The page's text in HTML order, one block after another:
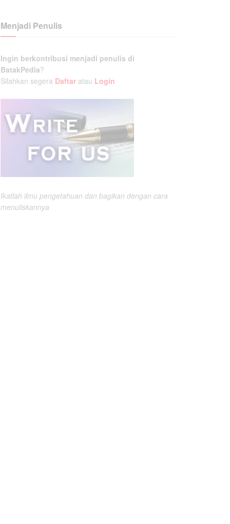
Menjadi Penulis
Ingin berkontribusi menjadi penulis di
BatakPedia?
Silahkan segera Daftar atau Login
Ikatlah ilmu pengetahuan dan bagikan dengan cara
menuliskannya